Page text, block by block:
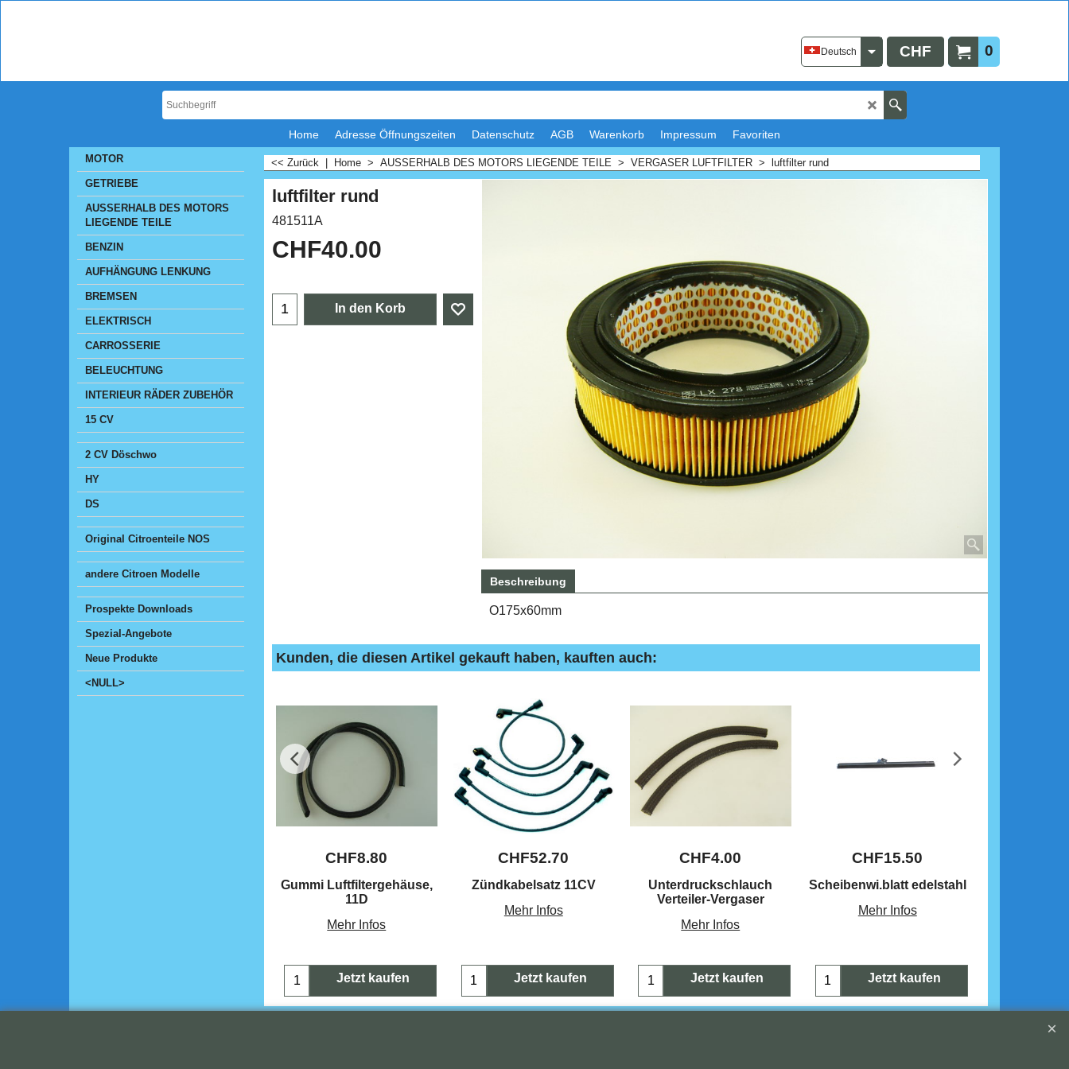
0
CHF
Deutsch
Home Adresse Öffnungszeiten Datenschutz AGB Warenkorb Impressum Favoriten
MOTOR
GETRIEBE
AUSSERHALB DES MOTORS
LIEGENDE TEILE
BENZIN
AUFHÄNGUNG LENKUNG
BREMSEN
ELEKTRISCH
CARROSSERIE
BELEUCHTUNG
INTERIEUR RÄDER ZUBEHÖR
15 CV
2 CV Döschwo
HY
DS
Original Citroenteile NOS
andere Citroen Modelle
Prospekte Downloads
Spezial-Angebote
Neue Produkte
<NULL>
<< Zurück Home > AUSSERHALB DES MOTORS LIEGENDE TEILE > VERGASER LUFTFILTER > luftfilter rund
luftfilter rund
481511A
CHF40.00
In den Korb
Beschreibung
O175x60mm
Kunden, die diesen Artikel gekauft haben, kauften auch:
CHF8.80
Gummi Luftfiltergehäuse,
11D
Mehr Infos
Jetzt kaufen
CHF52.70
Zündkabelsatz 11CV
Mehr Infos
Jetzt kaufen
CHF4.00
Unterdruckschlauch
Verteiler-Vergaser
Mehr Infos
Jetzt kaufen
CHF15.50
Scheibenwi.blatt edelstahl
Mehr Infos
Jetzt kaufen